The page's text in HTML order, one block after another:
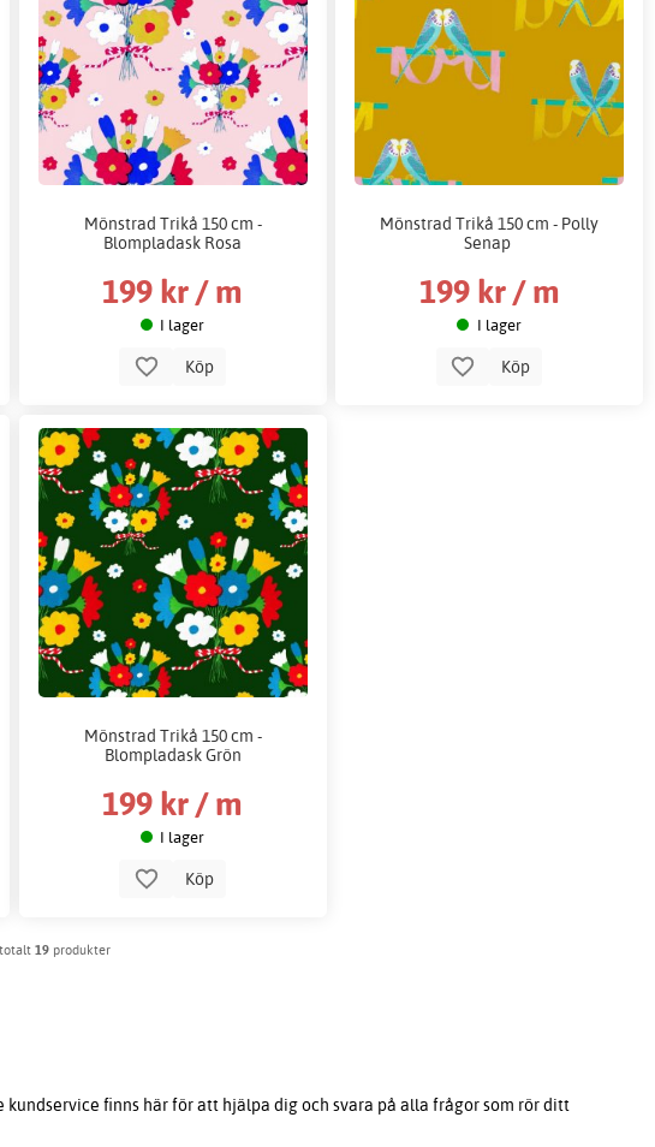
Mönstrad Trikå 150 cm -
Blompladask Rosa
199 kr / m
I lager
Köp
Mönstrad Trikå 150 cm - Polly
Senap
199 kr / m
I lager
Köp
Mönstrad Trikå 150 cm -
Blompladask Grön
199 kr / m
I lager
Köp
19 produkter
finns här för att hjälpa dig och svara på alla frågor som rör ditt